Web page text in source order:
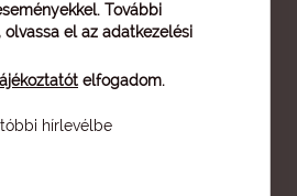
További
olvassa el az adatkezelési
elfogadom.
hírlevélbe